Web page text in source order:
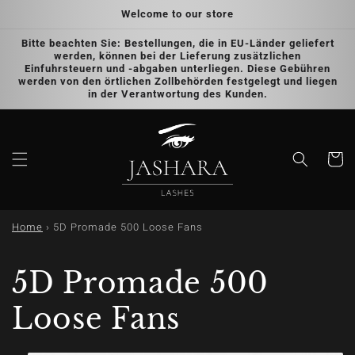
Welcome to our store
Bitte beachten Sie: Bestellungen, die in EU-Länder geliefert
werden, können bei der Lieferung zusätzlichen
Einfuhrsteuern und -abgaben unterliegen. Diese Gebühren
werden von den örtlichen Zollbehörden festgelegt und liegen
in der Verantwortung des Kunden.
Cart
Home › 5D Promade 500 Loose Fans
5D Promade 500
Loose Fans
Skip to